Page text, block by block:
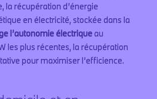
la récupération d’énergie
en électricité, stockée dans la
l’autonomie électriqueau
les plus récentes, la récupération
pour maximiser l’efficience.